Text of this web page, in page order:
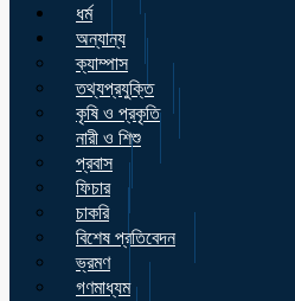
ধর্ম
অন্যান্য
ক্যাম্পাস
তথ্যপ্রযুক্তি
কৃষি ও প্রকৃতি
নারী ও শিশু
প্রবাস
ফিচার
চাকরি
বিশেষ প্রতিবেদন
ভ্রমণ
গণমাধ্যম